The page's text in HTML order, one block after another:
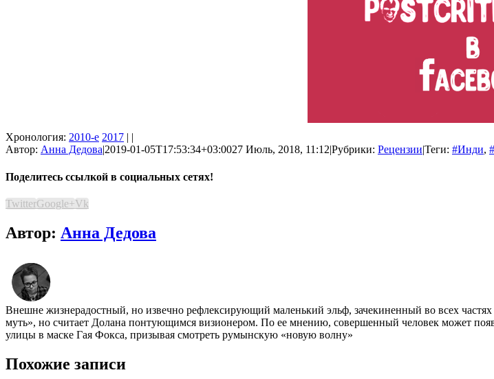
Хронология: 2010-е 2017 | |
Автор: Анна Дедова|2019-01-05T17:53:34+03:0027 Июль, 2018, 11:12|Рубрики: Рецензии|Теги: #Инди,
Поделитесь ссылкой в социальных сетях!
TwitterGoogle+Vk
Автор: Анна Дедова
Внешне жизнерадостный, но извечно рефлексирующий маленький эльф, зачекиненный во всех
муть», но считает Долана понтующимся визионером. По ее мнению, совершенный человек может
улицы в маске Гая Фокса, призывая смотреть румынскую «новую волну»
Похожие записи